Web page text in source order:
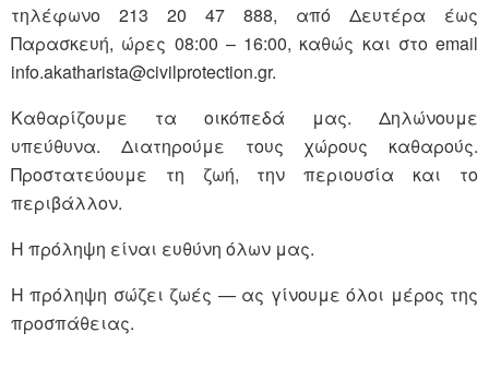
τηλέφωνο 213 20 47 888, από Δευτέρα έως
Παρασκευή, ώρες 08:00 – 16:00, καθώς και στο email
info.akatharista@civilprotection.gr.
Καθαρίζουμε τα οικόπεδά μας. Δηλώνουμε
υπεύθυνα. Διατηρούμε τους χώρους καθαρούς.
Προστατεύουμε τη ζωή, την περιουσία και το
περιβάλλον.
Η πρόληψη είναι ευθύνη όλων μας.
Η πρόληψη σώζει ζωές — ας γίνουμε όλοι μέρος της
προσπάθειας.